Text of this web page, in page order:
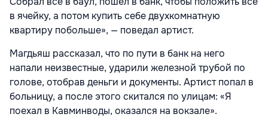
в ячейку, а потом купить себе двухкомнатную
квартиру побольше», — поведал артист.
Магдьяш рассказал, что по пути в банк на него
напали неизвестные, ударили железной трубой по
голове, отобрав деньги и документы. Артист попал в
больницу, а после этого скитался по улицам: «Я
поехал в Кавминводы, оказался на вокзале».